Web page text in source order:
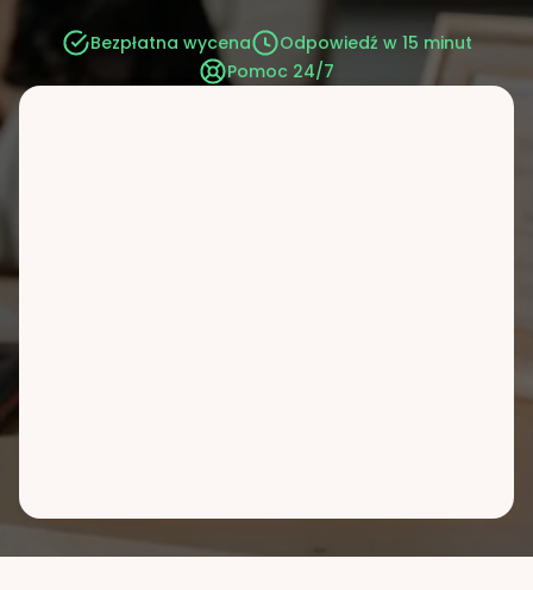
Bezpłatna wycena
Odpowiedź w 15 minut
Pomoc 24/7